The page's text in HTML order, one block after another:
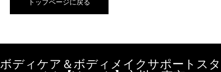
トップページに戻る
ボディケア＆ボディメイクサポートスタ